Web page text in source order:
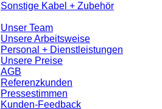
Sonstige Kabel + Zubehör
Unser Team
Unsere Arbeitsweise
Personal + Dienstleistungen
Unsere Preise
AGB
Referenzkunden
Pressestimmen
Kunden-Feedback